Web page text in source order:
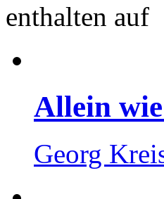
enthalten auf
Allein
Georg